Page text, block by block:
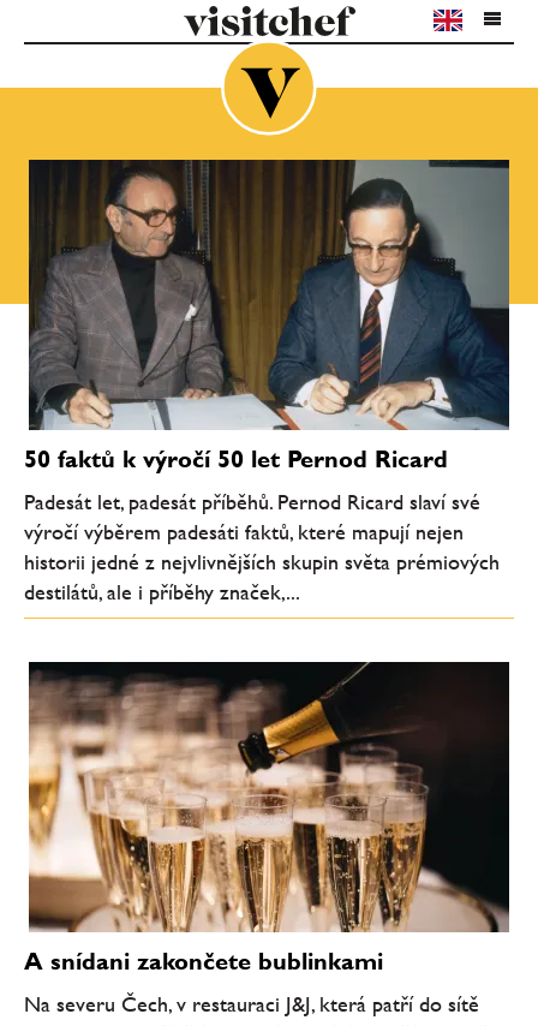
50 faktů k výročí 50 let Pernod Ricard
Padesát let, padesát příběhů. Pernod Ricard slaví své
výročí výběrem padesáti faktů, které mapují nejen
historii jedné z nejvlivnějších skupin světa prémiových
destilátů, ale i příběhy značek,...
A snídani zakončete bublinkami
Na severu Čech, v restauraci J&J, která patří do sítě